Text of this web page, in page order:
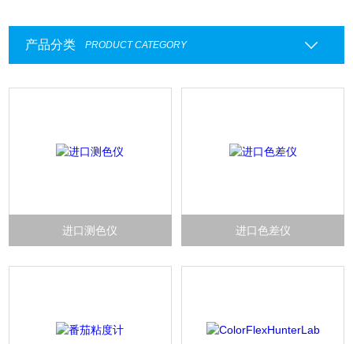
产品分类 PRODUCT CATEGORY
进口测色仪 进口色差仪